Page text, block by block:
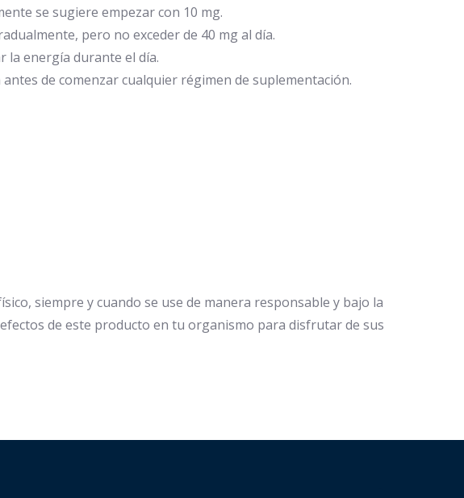
se sugiere empezar con 10 mg.
pero no exceder de 40 mg al día.
la energía durante el día.
de comenzar cualquier régimen de suplementación.
siempre y cuando se use de manera responsable y bajo la
de este producto en tu organismo para disfrutar de sus